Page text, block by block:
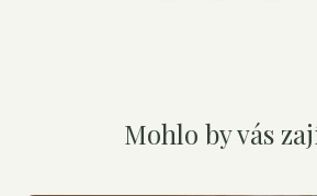
Mohlo by vás